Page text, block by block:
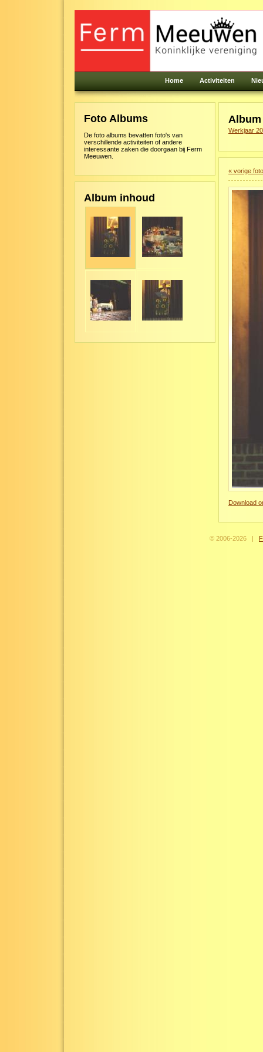
Home Activiteiten
Foto Albums
De foto albums bevatten foto's van
verschillende activiteiten of andere
interessante zaken die doorgaan bij Ferm
Meeuwen.
Album inhoud
Werkjaar
« vorige foto
Download
© 2006-2026 |